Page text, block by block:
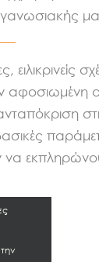
ειλικρινείς
αφοσιωμένη
να